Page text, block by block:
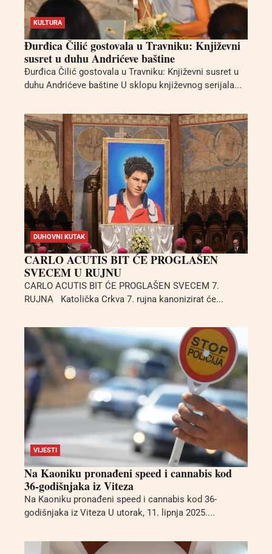
KULTURA
Đurđica Čilić gostovala u Travniku: Književni
susret u duhu Andrićeve baštine
Đurđica Čilić gostovala u Travniku: Književni susret u
duhu Andrićeve baštine U sklopu književnog serijala...
DUHOVNI KUTAK
CARLO ACUTIS BIT ĆE PROGLAŠEN
SVECEM U RUJNU
CARLO ACUTIS BIT ĆE PROGLAŠEN SVECEM 7.
RUJNA Katolička Crkva 7. rujna kanonizirat će...
VIJESTI
Na Kaoniku pronađeni speed i cannabis kod
36-godišnjaka iz Viteza
Na Kaoniku pronađeni speed i cannabis kod 36-
godišnjaka iz Viteza U utorak, 11. lipnja 2025....